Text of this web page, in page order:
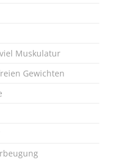
Muskulatur
Gewichten